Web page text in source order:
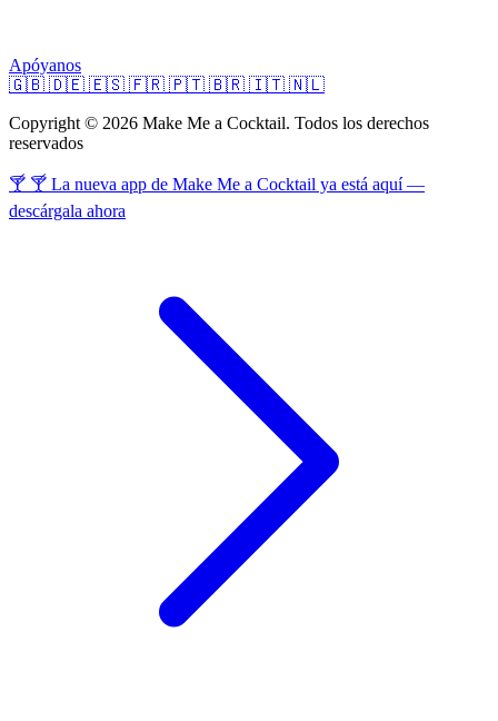
Apóyanos
🇬🇧 🇩🇪 🇪🇸 🇫🇷 🇵🇹 🇧🇷 🇮🇹 🇳🇱
Copyright © 2026 Make Me a Cocktail. Todos los derechos
reservados
🍸 🍸 La nueva app de Make Me a Cocktail ya está aquí —
descárgala ahora